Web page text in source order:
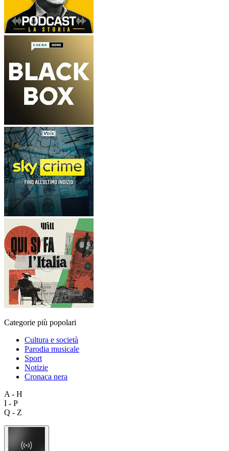
Categorie più popolari
Cultura e società
Parodia musicale
Sport
Notizie
Cronaca nera
A - H
I - P
Q - Z